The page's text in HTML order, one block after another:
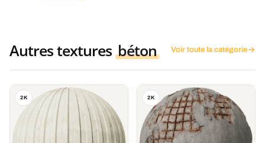
Autres textures béton Voir toute la catégorie
2K 2K